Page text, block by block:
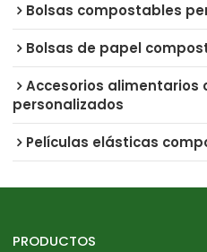
Bolsas compostables
Bolsas de papel
Accesorios alimentarios
personalizados
Películas elásticas
PRODUCTOS